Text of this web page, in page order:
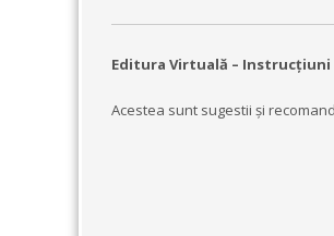
Editura Virtuală –
Acestea sunt sugestii şi